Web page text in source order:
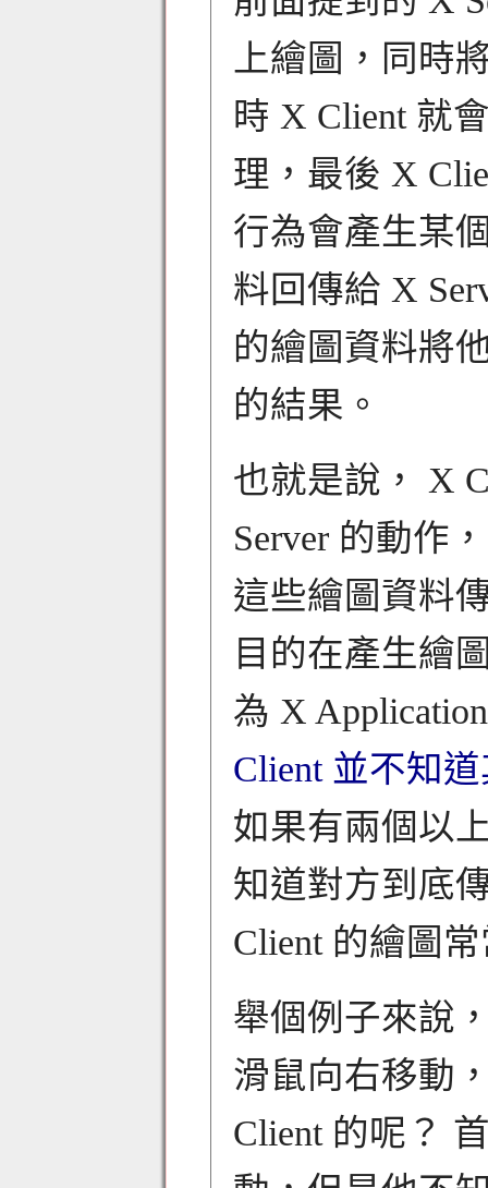
上繪圖，同時
時 X Client 就
理，最後 X
行為會產生某
料回傳給 X
的繪圖資料將
的結果。
也就是說， X
Server 的動作
這些繪圖資料
目的在產生繪
為 X
Client 並不知
如果有兩個以
知道對方到底
Client 的繪圖
舉個例子來說
滑鼠向右移動
Client 的呢？